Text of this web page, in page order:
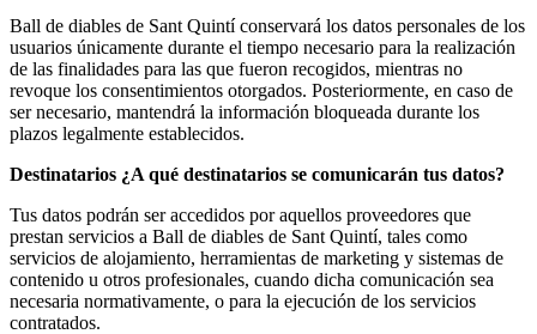
Ball de diables de Sant Quintí conservará los datos personales de los
usuarios únicamente durante el tiempo necesario para la realización
de las finalidades para las que fueron recogidos, mientras no
revoque los consentimientos otorgados. Posteriormente, en caso de
ser necesario, mantendrá la información bloqueada durante los
plazos legalmente establecidos.
Destinatarios ¿A qué destinatarios se comunicarán tus datos?
Tus datos podrán ser accedidos por aquellos proveedores que
prestan servicios a Ball de diables de Sant Quintí, tales como
servicios de alojamiento, herramientas de marketing y sistemas de
contenido u otros profesionales, cuando dicha comunicación sea
necesaria normativamente, o para la ejecución de los servicios
contratados.